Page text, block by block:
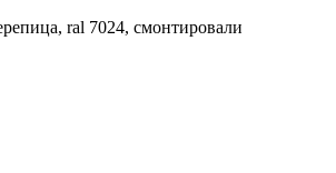
ral 7024, смонтировали